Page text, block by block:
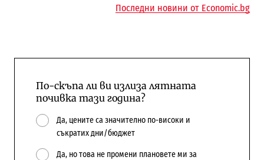
Последни новини от Economic.bg
По-скъпа ли ви излиза лятната
почивка тази година?
Да, цените са значително по-високи и
съкратих дни/бюджет
Да, но това не промени плановете ми за